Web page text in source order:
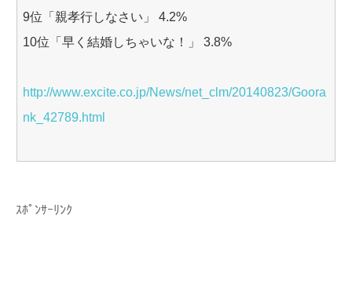
9位「親孝行しなさい」 4.2%
10位「早く結婚しちゃいな！」 3.8%
http://www.excite.co.jp/News/net_clm/20140823/Goora
nk_42789.html
ｽﾎﾟﾝｻｰﾘﾝｸ